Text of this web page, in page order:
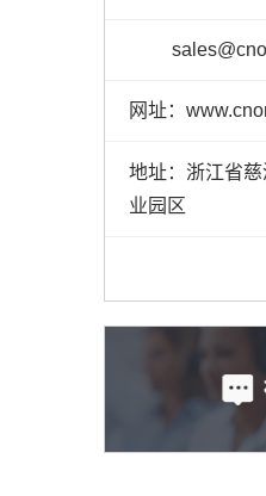
网址：
地址：浙江省
业园区